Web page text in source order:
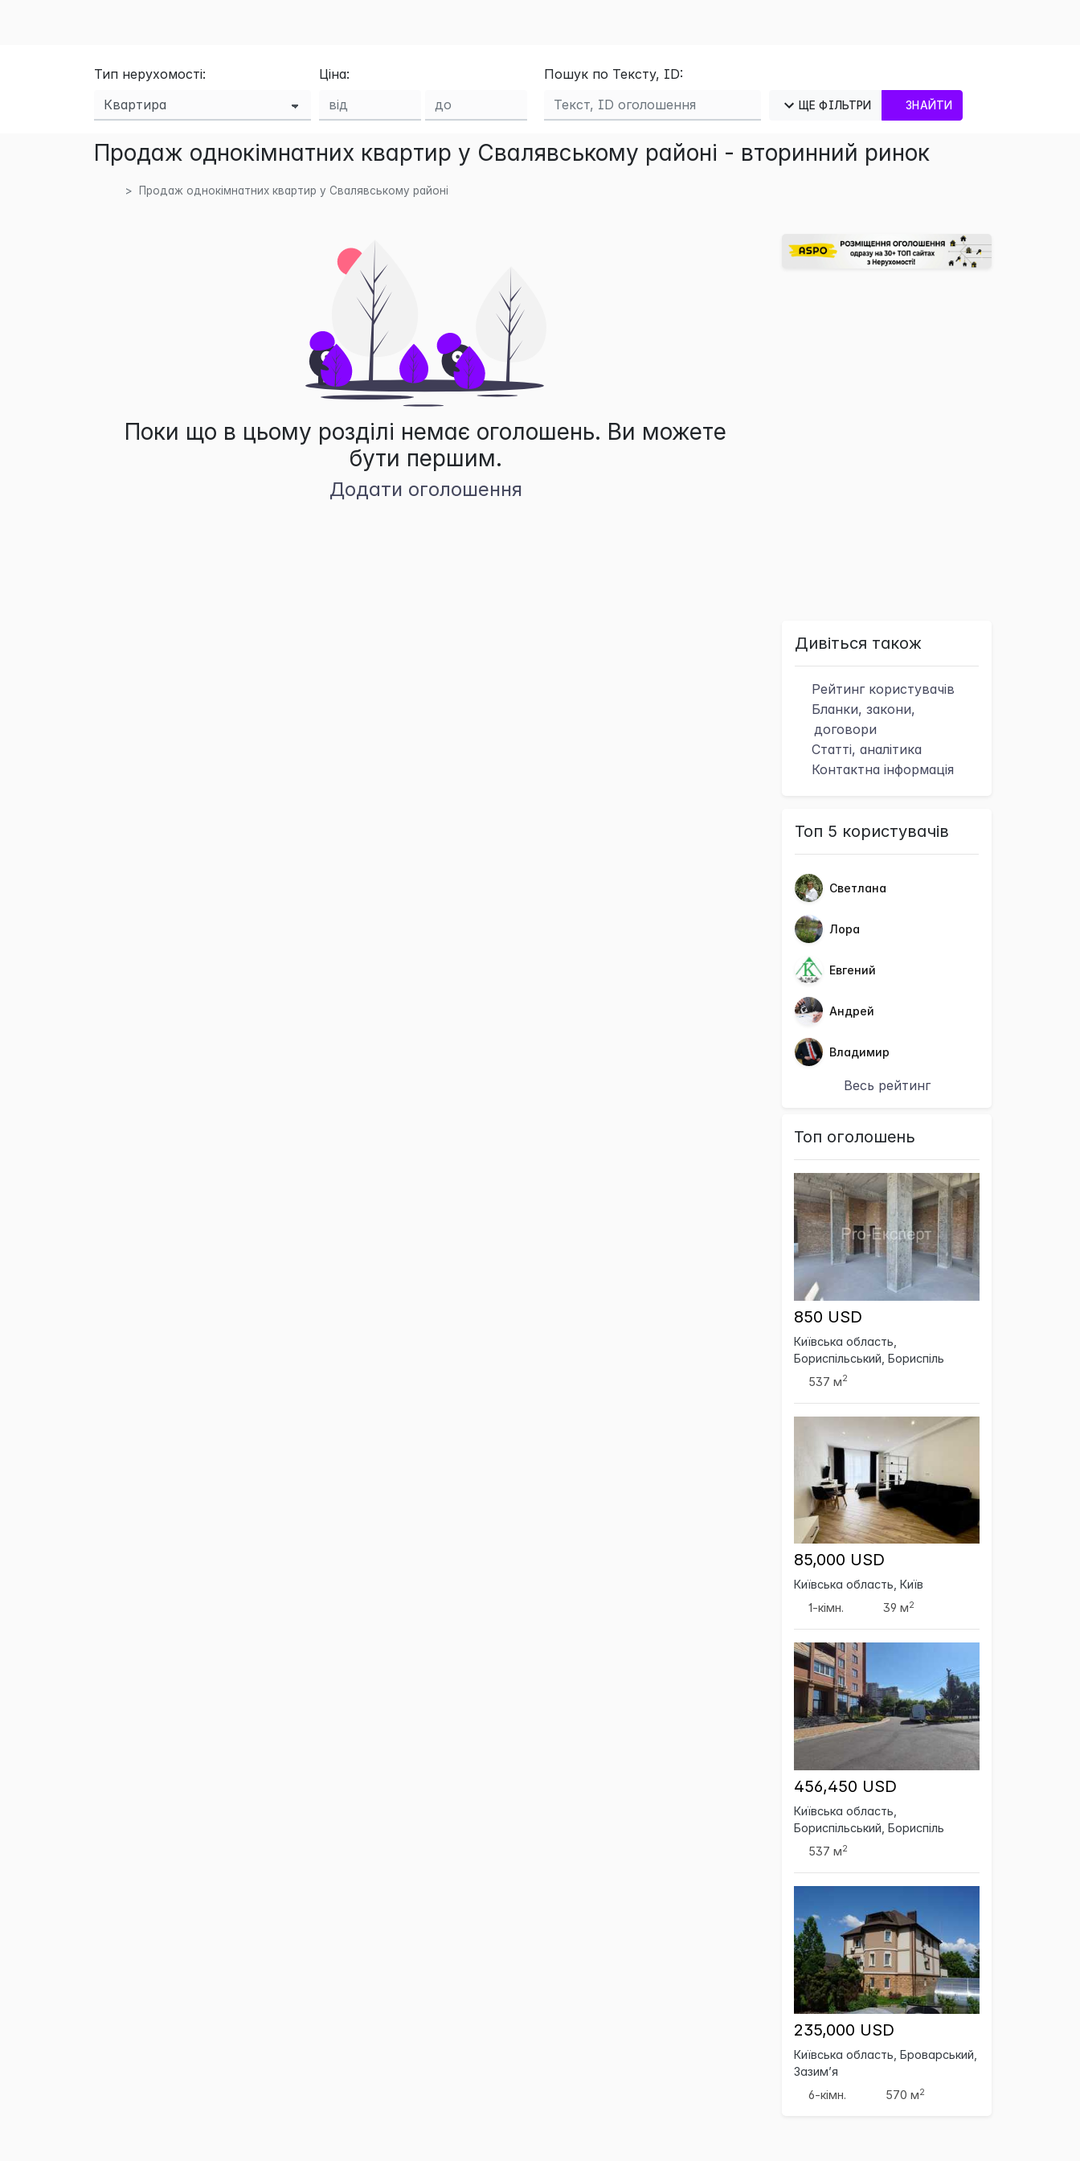
Тип нерухомості: Ціна: Пошук по Тексту, ID:
ЩЕ ФІЛЬТРИ ЗНАЙТИ
Продаж однокімнатних квартир у Свалявському районі - вторинний ринок
Продаж однокімнатних квартир у Свалявському районі
Поки що в цьому розділі немає оголошень. Ви можете
бути першим.
Додати оголошення
Дивіться також
Рейтинг користувачів
Бланки, закони,
договори
Статті, аналітика
Контактна інформація
Топ 5 користувачів
Светлана
Лора
Евгений
Андрей
Владимир
Весь рейтинг
Топ оголошень
850 USD
Київська область,
Бориспільський, Бориспіль
537 м2
85,000 USD
Київська область, Київ
1-кімн.
39 м2
456,450 USD
Київська область,
Бориспільський, Бориспіль
537 м2
235,000 USD
Київська область, Броварський,
Зазим’я
6-кімн.
570 м2